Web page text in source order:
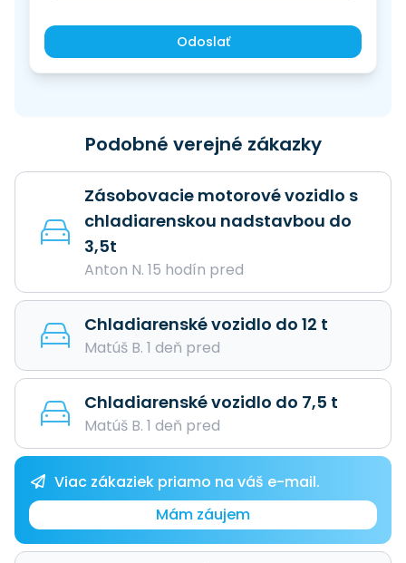
Odoslať
Podobné verejné zákazky
Zásobovacie motorové vozidlo s
chladiarenskou nadstavbou do
3,5t
Anton N. 15 hodín pred
Chladiarenské vozidlo do 12 t
Matúš B. 1 deň pred
Chladiarenské vozidlo do 7,5 t
Matúš B. 1 deň pred
Viac zákaziek priamo na váš e-mail.
Mám záujem